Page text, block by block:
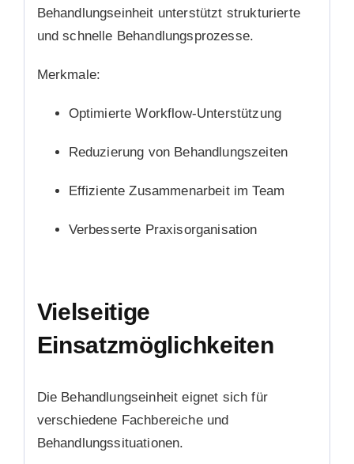
Behandlungseinheit unterstützt strukturierte
und schnelle Behandlungsprozesse.
Merkmale:
Optimierte Workflow-Unterstützung
Reduzierung von Behandlungszeiten
Effiziente Zusammenarbeit im Team
Verbesserte Praxisorganisation
Vielseitige
Einsatzmöglichkeiten
Die Behandlungseinheit eignet sich für
verschiedene Fachbereiche und
Behandlungssituationen.